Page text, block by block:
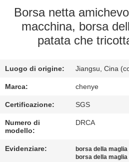
DELLA
FABBRICA
DI
QUALITÀ
CONTATTACI
RICHIEDA
Borsa netta
macchina, borsa
patata che
Luogo di origine: Jiangsu, Cina
Marca: chenye
Certificazione: SGS
Numero di
modello:
DRCA
Evidenziare: borsa della
borsa della